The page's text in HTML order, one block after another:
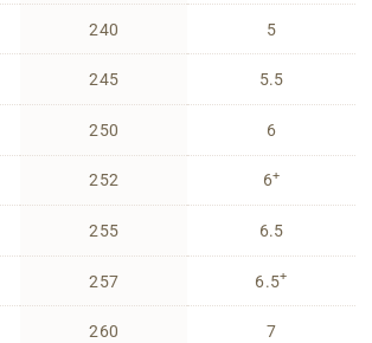
240
245
250
252
255
257
260
5
5.5
6
6+
6.5
6.5+
7